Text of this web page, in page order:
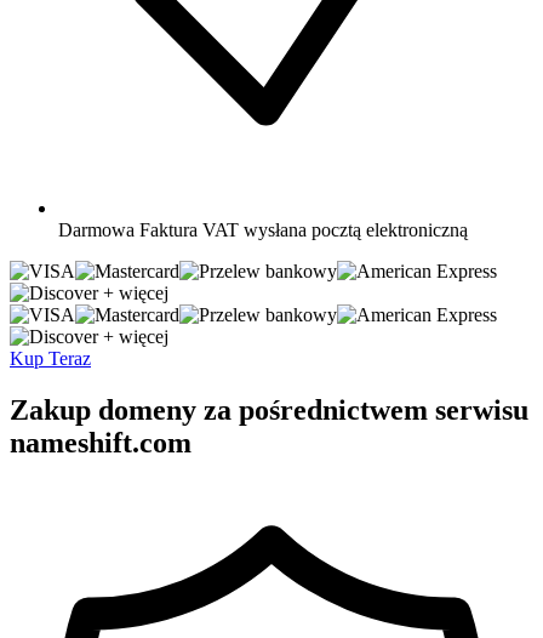
Darmowa Faktura VAT wysłana pocztą elektroniczną
+ więcej
+ więcej
Kup Teraz
Zakup domeny za pośrednictwem serwisu
nameshift.com